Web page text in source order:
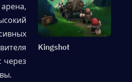
через
Kingshot